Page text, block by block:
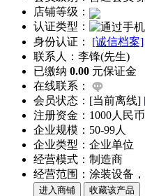
店铺等级：
认证类型：
身份认证： [诚信档案]
联系人：李锋(先生)
已缴纳 0.00 元保证金
在线联系：
会员状态：[当前离线]
注册资金：1000人民币
企业规模：50-99人
企业类型：企业单位
经营模式：制造商
经营范围：涂装设备
进入商铺 收藏该产品